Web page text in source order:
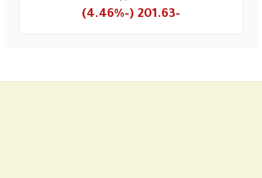
-201.63 (-4.46%)